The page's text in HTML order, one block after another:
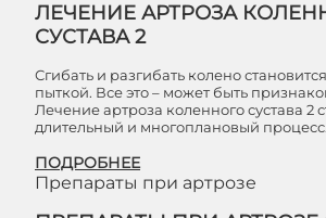
ЛЕЧЕНИЕ АРТРОЗА
СУСТАВА 2
Сгибать и разгибать колено
пыткой. Все это – может быть
Лечение артроза коленного сустава 2
длительный и многоплановый
ПОДРОБНЕЕ
Препараты при артрозе